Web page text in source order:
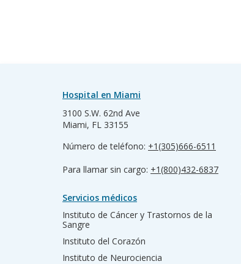
Hospital en Miami
3100 S.W. 62nd Ave
Miami, FL 33155
Número de teléfono: +1(305)666-6511
Para llamar sin cargo: +1(800)432-6837
Servicios médicos
Instituto de Cáncer y Trastornos de la
Sangre
Instituto del Corazón
Instituto de Neurociencia